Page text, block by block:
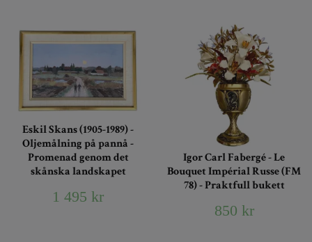
Eskil Skans (1905-1989) -
Oljemålning på pannå -
Promenad genom det
skånska landskapet
1 495 kr
Igor Carl Fabergé - Le
Bouquet Impérial Russe (FM
78) - Praktfull bukett
850 kr